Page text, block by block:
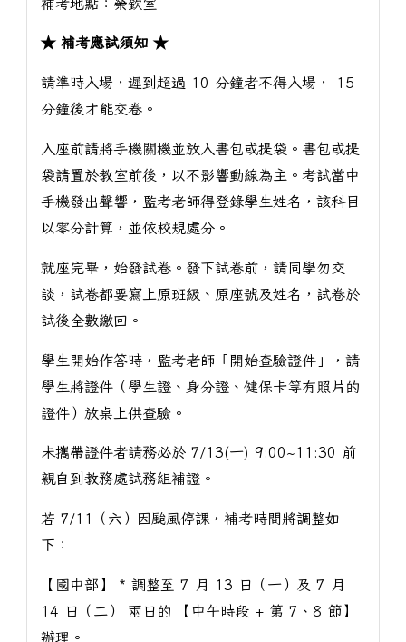
補考地點：榮欽室
★ 補考應試須知 ★
請準時入場，遲到超過 10 分鐘者不得入場， 15
分鐘後才能交卷。
入座前請將手機關機並放入書包或提袋。書包或提
袋請置於教室前後，以不影響動線為主。考試當中
手機發出聲響，監考老師得登錄學生姓名，該科目
以零分計算，並依校規處分。
就座完畢，始發試卷。發下試卷前，請同學勿交
談，試卷都要寫上原班級、原座號及姓名，試卷於
試後全數繳回。
學生開始作答時，監考老師「開始查驗證件」，請
學生將證件（學生證、身分證、健保卡等有照片的
證件）放桌上供查驗。
未攜帶證件者請務必於 7/13(一) 9:00~11:30 前
親自到教務處試務組補證。
若 7/11（六）因颱風停課，補考時間將調整如
下：
【國中部】 * 調整至 7 月 13 日（一）及 7 月
14 日（二） 兩日的 【中午時段 + 第 7、8 節】
辦理。